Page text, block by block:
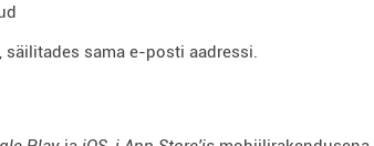
sama e-posti aadressi.